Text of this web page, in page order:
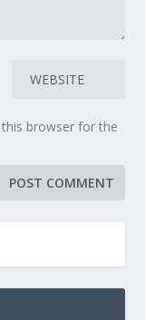
browser for the